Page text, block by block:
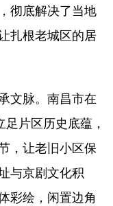
彻底解决了当地
扎根老城区的居
脉。南昌市在
片区历史底蕴，
，让老旧小区保
与京剧文化积
彩绘，闲置边角